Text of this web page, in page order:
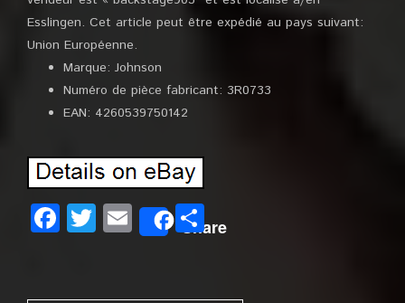
Marque: Johnson
Numéro de pièce fabricant: 3R0733
EAN: 4260539750142
Facebook
Twitter
EmailSharePartager